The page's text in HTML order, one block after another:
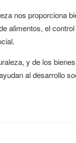
nos proporciona
alimentos, el
y de los
al desarrollo